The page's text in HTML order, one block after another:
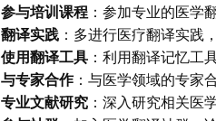
参与培训课程 ：参加专业的医学
翻译实践 ：多进行医疗翻译实践
使用翻译工具 ：利用翻译记忆工
与专家合作：与医学领域的专家
专业文献研究 ：深入研究相关医